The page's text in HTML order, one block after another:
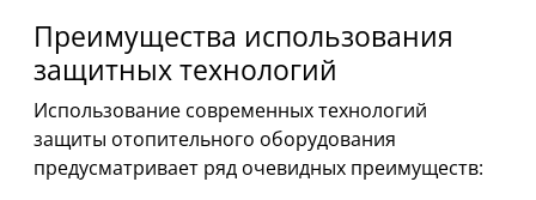
Преимущества использования
защитных технологий
Использование современных технологий
защиты отопительного оборудования
предусматривает ряд очевидных преимуществ: